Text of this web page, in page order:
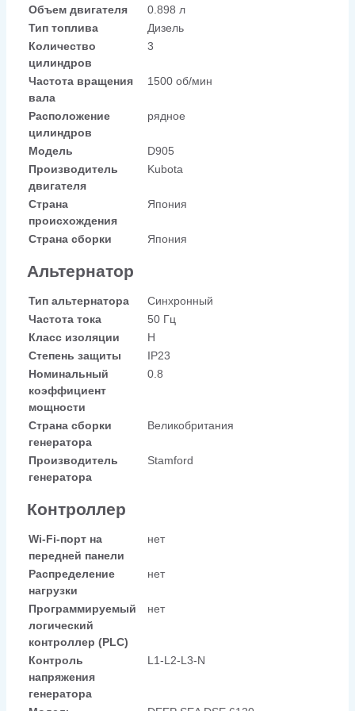
Объем двигателя
0.898 л
Тип топлива
Дизель
Количество
цилиндров
3
Частота вращения
вала
1500 об/мин
Расположение
цилиндров
рядное
Модель
D905
Производитель
двигателя
Kubota
Страна
происхождения
Япония
Страна сборки Япония
Альтернатор
Тип альтернатора
Синхронный
Частота тока
50 Гц
Класс изоляции
H
Степень защиты
IP23
Номинальный
коэффициент
мощности
0.8
Страна сборки
генератора
Великобритания
Производитель
генератора
Stamford
Контроллер
Wi-Fi-порт на
передней панели
нет
Распределение
нагрузки
нет
Программируемый
логический
контроллер (PLC)
нет
Контроль
напряжения
генератора
L1-L2-L3-N